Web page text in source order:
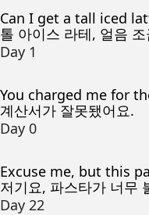
Can I get a tall iced
톨 아이스 라테, 얼음
Day 1
You charged me for
계산서가 잘못됐어요.
Day 0
Excuse me, but this
저기요, 파스타가 너무
Day 22